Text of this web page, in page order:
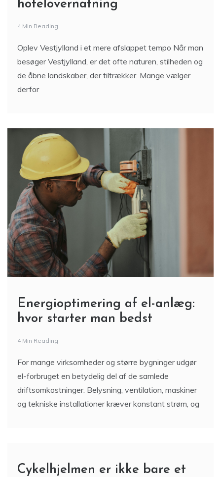
hotelovernatning
4 Min Reading
Oplev Vestjylland i et mere afslappet tempo Når man
besøger Vestjylland, er det ofte naturen, stilheden og
de åbne landskaber, der tiltrækker. Mange vælger
derfor
Energioptimering af el-anlæg:
hvor starter man bedst
4 Min Reading
For mange virksomheder og større bygninger udgør
el-forbruget en betydelig del af de samlede
driftsomkostninger. Belysning, ventilation, maskiner
og tekniske installationer kræver konstant strøm, og
Cykelhjelmen er ikke bare et